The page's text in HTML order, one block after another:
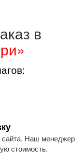
в
сайта. Наш менеджер
стоимость.